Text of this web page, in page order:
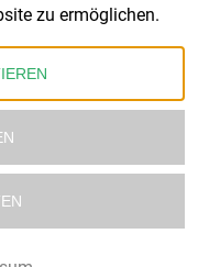
zu ermöglichen.